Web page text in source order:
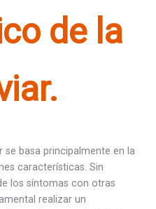
de la
se basa principalmente en la
características. Sin
los síntomas con otras
realizar un